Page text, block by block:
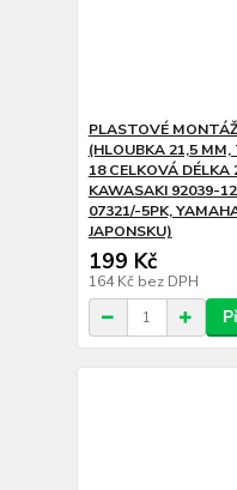
PLASTOVÉ
(HLOUBKA 21,5
18 CELKOVÁ
KAWASAKI 92039-
07321/-5PK,
JAPONSKU)
199 Kč
164 Kč bez DPH